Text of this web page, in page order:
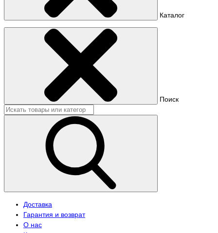
Каталог
Поиск
Доставка
Гарантия и возврат
О нас